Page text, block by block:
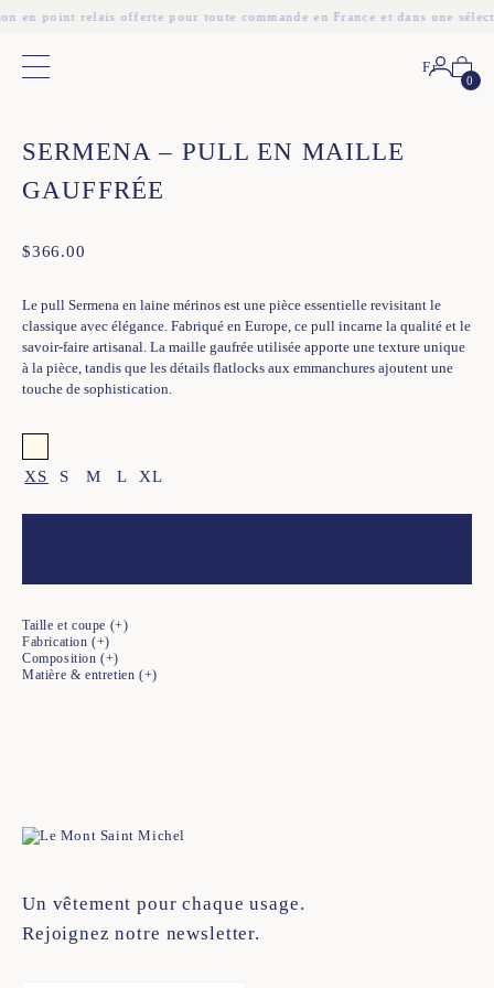
toute commande en
Menu principal Fr
0
SERMENA – PULL EN MAILLE
GAUFFRÉE
$366.00
Le pull Sermena en laine mérinos est une pièce essentielle revisitant le
classique avec élégance. Fabriqué en Europe, ce pull incarne la qualité et le
savoir-faire artisanal. La maille gaufrée utilisée apporte une texture unique
à la pièce, tandis que les détails flatlocks aux emmanchures ajoutent une
touche de sophistication.
XS S M L XL
Taille et coupe
Fabrication
Composition
Matière & entretien
Un vêtement pour chaque usage.
Rejoignez notre newsletter.